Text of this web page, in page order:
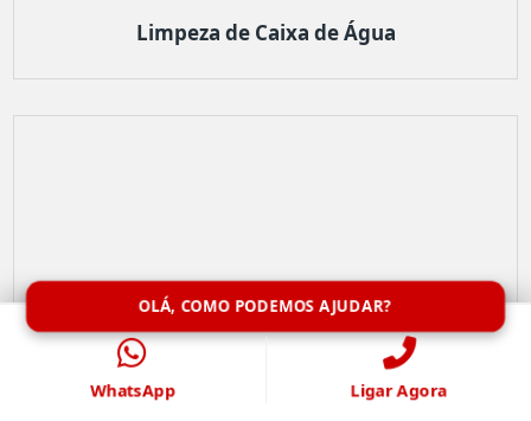
Limpeza de Caixa de Água
OLÁ, COMO PODEMOS AJUDAR?
WhatsApp Ligar Agora